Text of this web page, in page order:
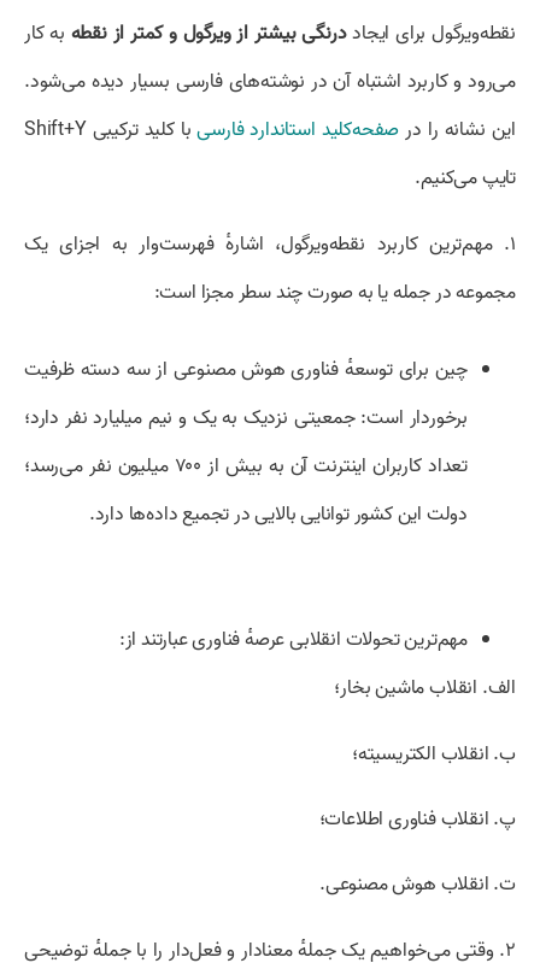
نقطه‌ویرگول برای ایجاددرنگی بیشتر از ویرگول و کمتر از نقطه به کار
می‌رود و کاربرد اشتباه آن در نوشته‌های فارسی بسیار دیده می‌شود.
این نشانه را در صفحه‌کلید استاندارد فارسی
با کلید ترکیبی Shift+Y
تایپ می‌کنیم.
۱. مهم‌ترین کاربرد نقطه‌ویرگول، اشارهٔ فهرست‌وار به اجزای یک
مجموعه در جمله‌ یا به صورت چند سطر مجزا است:
چین برای توسعهٔ فناوری هوش مصنوعی از سه دسته ظرفیت‌
برخوردار است: جمعیتی نزدیک به یک و نیم میلیارد نفر دارد؛
تعداد کاربران اینترنت آن به بیش از ۷۰۰ میلیون نفر می‌رسد؛
دولت این کشور توانایی بالایی در تجمیع داده‌ها دارد.
مهم‌ترین تحولات انقلابی عرصهٔ فناوری عبارتند از:
الف. انقلاب ماشین بخار؛
ب. انقلاب الکتریسیته؛
پ. انقلاب فناوری اطلاعات؛
ت. انقلاب هوش مصنوعی.
۲. وقتی می‌خواهیم یک جملهٔ معنادار و فعل‌دار را با جملهٔ توضیحی‌